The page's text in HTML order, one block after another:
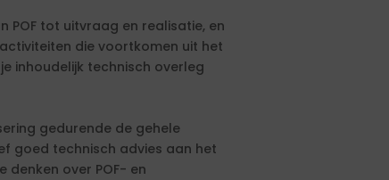
tot uitvraag en realisatie, en
die voortkomen uit het
inhoudelijk technisch overleg
gedurende de gehele
goed technisch advies aan het
over POF- en